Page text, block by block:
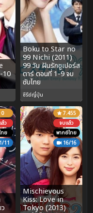
10
Boku to Star no
99 Nichi (2011)
99 วัน ฝันรักซูเปอร์ส
ตาร์ ตอนที่ 1-9 จบ
ซับไทย
ซีรีย์ญี่ปุ่น
0
ล้ว
ทย
11
7.455
จบแล้ว
พากย์ไทย
16/16
Mischievous
Kiss: Love in
Tokyo (2013)